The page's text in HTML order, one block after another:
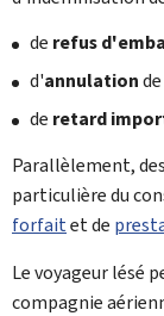
de refus
d'annulation
de retard
Parallèlement,
particulière du
forfaitet de
Le voyageur lésé
compagnie